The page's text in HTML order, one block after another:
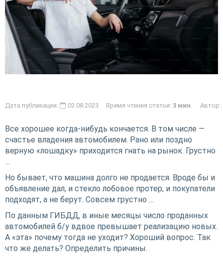
Дата публикации: 02.08.2023 Время чтения статьи: 3 мин. Автор:
Все хорошее когда-нибудь кончается. В том числе —
счастье владения автомобилем. Рано или поздно
верную «лошадку» приходится гнать на рынок. Грустно
…
Но бывает, что машина долго не продается. Вроде бы и
объявление дал, и стекло лобовое протер, и покупатели
подходят, а не берут. Совсем грустно …
По данным ГИБДД, в иные месяцы число проданных
автомобилей б/у вдвое превышает реализацию новых.
А «эта» почему тогда не уходит? Хороший вопрос. Так
что же делать? Определить причины.